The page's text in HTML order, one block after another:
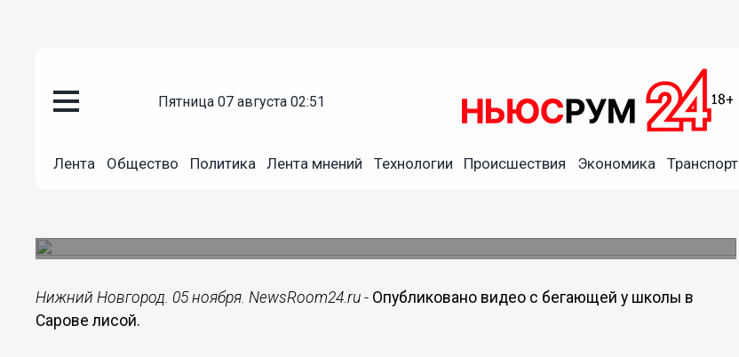
пятница 07 августа 02:51
Лента Общество Политика Лента мнений Технологии Происшествия Экономика Транспорт
05.11.201618:18
Нижний Новгород. 05 ноября. NewsRoom24.ru - Опубликовано видео с бегающей у школы в
Сарове лисой.